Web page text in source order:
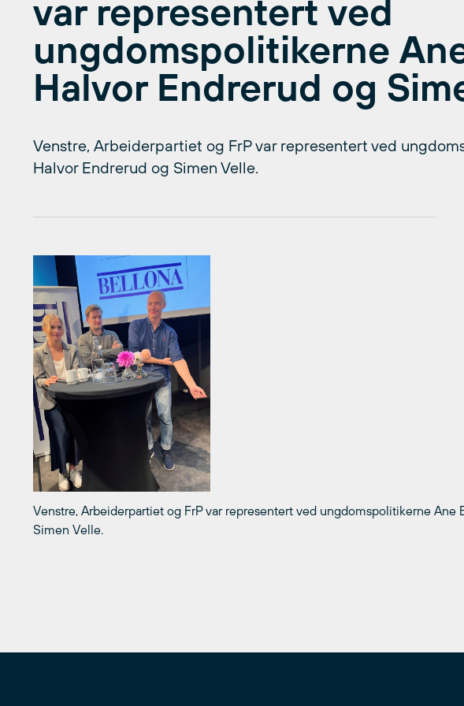
var representert ved
ungdomspolitikerne
Halvor Endrerud og
Venstre, Arbeiderpartiet og FrP var representert ved
Halvor Endrerud og Simen Velle.
Venstre, Arbeiderpartiet og FrP var representert ved ungdomspolitikerne Ane
Simen Velle.